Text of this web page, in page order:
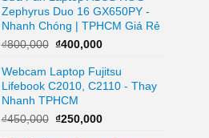
₫2,500,000.là:
₫1,200,000.
Zephyrus Duo 16 GX650PY -
Nhanh Chóng | TPHCM Giá Rẻ
₫800,000 Giá
là:
₫800,000.
₫400,000Giá
tại
là:
Webcam Laptop Fujitsu
Lifebook C2010, C2110 - Thay
Nhanh TPHCM
₫450,000 Giá
₫250,000Giá